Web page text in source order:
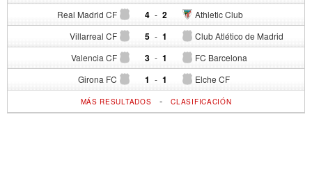
Real Madrid CF 4 - Athletic Club
2
Villarreal CF 5 - Club Atlético de Madrid
1
Valencia CF 3 - FC Barcelona
1
Girona FC 1 - Elche CF
1
MÁS RESULTADOS -CLASIFICACIÓN